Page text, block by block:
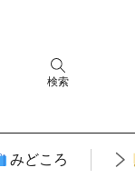
検索
みどころ